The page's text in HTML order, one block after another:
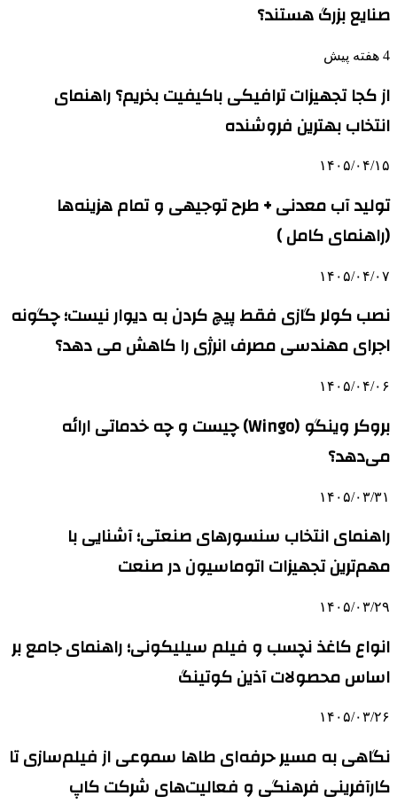
صنایع بزرگ هستند؟
4 هفته پیش
از کجا تجهیزات ترافیکی باکیفیت بخریم؟ راهنمای
انتخاب بهترین فروشنده
۱۴۰۵/۰۴/۱۵
تولید آب معدنی + طرح توجیهی و تمام هزینه‌ها
(راهنمای کامل )
۱۴۰۵/۰۴/۰۷
نصب کولر گازی فقط پیچ کردن به دیوار نیست؛ چگونه
اجرای مهندسی مصرف انرژی را کاهش می دهد؟
۱۴۰۵/۰۴/۰۶
بروکر وینگو (Wingo) چیست و چه خدماتی ارائه
می‌دهد؟
۱۴۰۵/۰۳/۳۱
راهنمای انتخاب سنسورهای صنعتی؛ آشنایی با
مهم‌ترین تجهیزات اتوماسیون در صنعت
۱۴۰۵/۰۳/۲۹
انواع کاغذ نچسب و فیلم سیلیکونی؛ راهنمای جامع بر
اساس محصولات آذین کوتینگ
۱۴۰۵/۰۳/۲۶
نگاهی به مسیر حرفه‌ای طاها سموعی از فیلم‌سازی تا
کارآفرینی فرهنگی و فعالیت‌های شرکت کاپ